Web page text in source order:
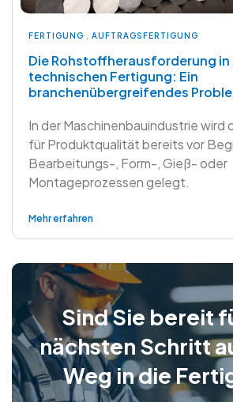
FERTIGUNG AUFTRAGSFERTIGUNG
Die Rohstoffherausforderung in
technischen Fertigung: Ein
branchenübergreifendes
In der Maschinenbauindustrie wird
für Produktqualität bereits vor
Bearbeitungs-, Form-, Gieß- oder
Montageprozessen gelegt.
Mehr erfahren
Sind Sie bereit
nächsten Schritt
Weg in die